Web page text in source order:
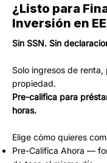
¿Listo para
Inversión en
Sin SSN. Sin
Solo ingresos de
propiedad.
Pre-califica para
horas.
Elige cómo quieres
Pre-Califica Ahora —